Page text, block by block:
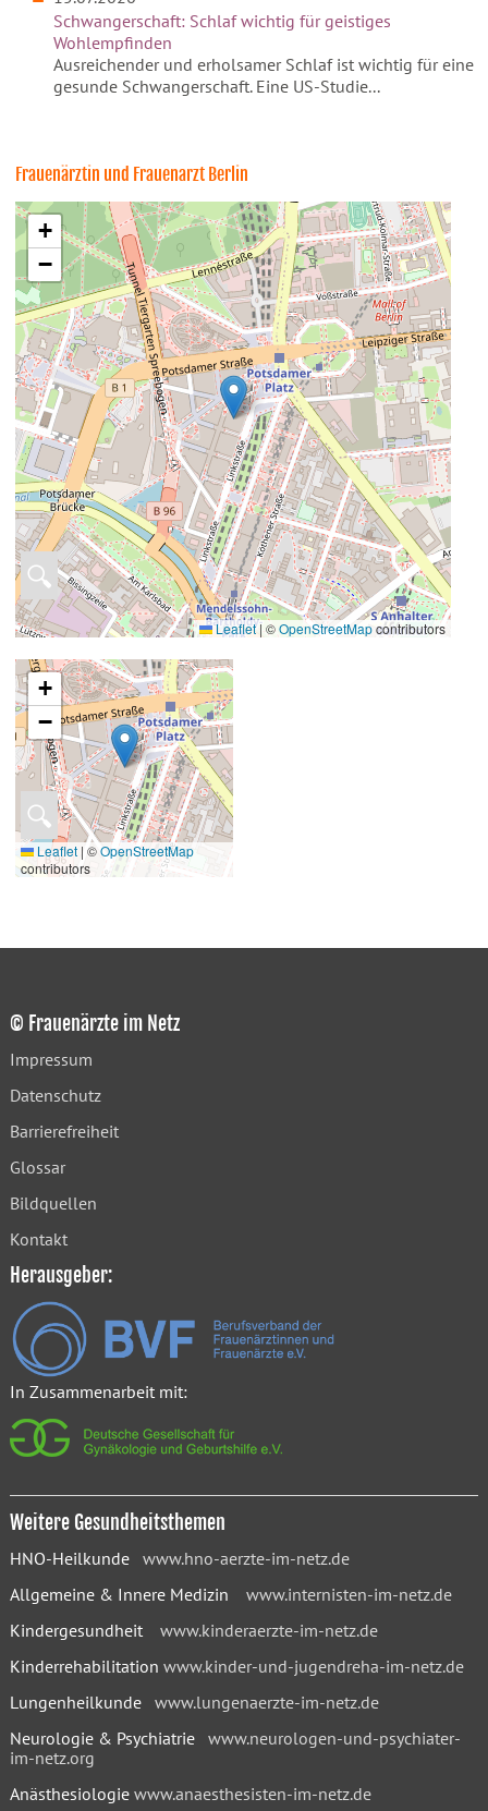
Schwangerschaft: Schlaf wichtig für geistiges
Wohlempfinden
Ausreichender und erholsamer Schlaf ist wichtig für eine
gesunde Schwangerschaft. Eine US-Studie...
Frauenärztin und Frauenarzt Berlin
🔍
+
−
Leaflet|©OpenStreetMapcontributors
🔍
+
−
Leaflet | ©OpenStreetMap
contributors
© Frauenärzte im Netz
Impressum
Datenschutz
Barrierefreiheit
Glossar
Bildquellen
Kontakt
Herausgeber:
In Zusammenarbeit mit:
Weitere Gesundheitsthemen
HNO-Heilkunde www.hno-aerzte-im-netz.de
Allgemeine & Innere Medizin www.internisten-im-netz.de
Kindergesundheit www.kinderaerzte-im-netz.de
Kinderrehabilitation www.kinder-und-jugendreha-im-netz.de
Lungenheilkunde www.lungenaerzte-im-netz.de
Neurologie & Psychiatrie www.neurologen-und-psychiater-
im-netz.org
Anästhesiologie www.anaesthesisten-im-netz.de